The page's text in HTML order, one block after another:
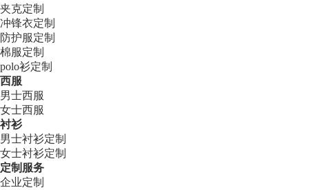
夹克定制
冲锋衣定制
防护服定制
棉服定制
polo衫定制
西服
男士西服
女士西服
衬衫
男士衬衫定制
女士衬衫定制
定制服务
企业定制